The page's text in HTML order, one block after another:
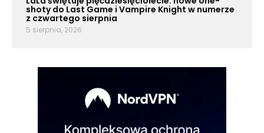
shoty do Last Game i Vampire Knight w numerze
z czwartego sierpnia
5 sierpnia, 2026